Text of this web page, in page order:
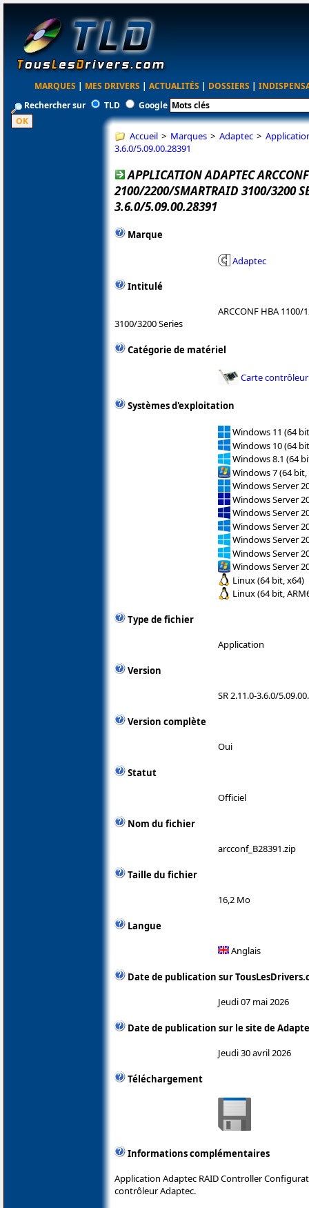
MARQUES | MES DRIVERS | ACTUALITÉS | DOSSIERS |
Rechercher sur
TLD Google
Accueil> Marques> Adaptec>
3.6.0/5.09.00.28391
APPLICATION ADAPTEC
2100/2200/SMARTRAID 3100/3200
3.6.0/5.09.00.28391
Marque
Adaptec
Intitulé
ARCCONF HBA
3100/3200 Series
Catégorie de matériel
Carte contrôleur
Systèmes d'exploitation
Windows 11 (64
Windows 10 (64
Windows 8.1 (64
Windows 7 (64 bit,
Windows Server
Windows Server
Windows Server
Windows Server
Windows Server
Windows Server
Windows Server
Linux (64 bit, x64)
Linux (64 bit,
Type de fichier
Application
Version
SR 2.11.0-3.6.0/
Version complète
Oui
Statut
Officiel
Nom du fichier
arcconf_B28391.zip
Taille du fichier
16,2 Mo
Langue
Anglais
Date de publication sur
Jeudi 07 mai 2026
Date de publication sur le site de
Jeudi 30 avril 2026
Téléchargement
Informations complémentaires
Application Adaptec RAID Controller
contrôleur Adaptec.